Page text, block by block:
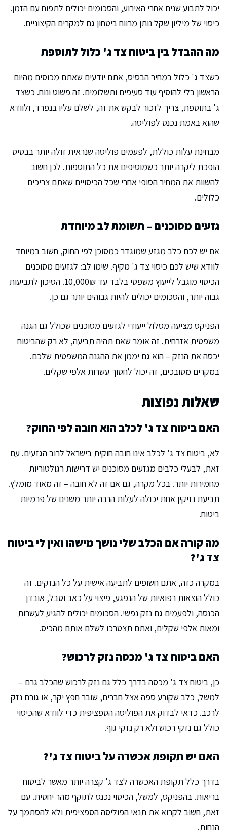
יכול לתבוע שנים אחרי האירוע, והסכומים יכולים לתפוח עם הזמן.
כיסוי של מיליון שקל נותן מרווח ביטחון גם למקרים הקיצוניים.
מה ההבדל בין ביטוח צד ג' כלול לתוספת
כשצד ג' כלול במחיר הבסיס, אתם יודעים שאתם מכוסים מהיום
הראשון בלי להוסיף עוד סעיפים ותשלומים. זה פשוט ונוח. כשצד
ג' בתוספת, צריך לזכור לבקש את זה, לשלם עליו בנפרד, ולוודא
שהוא באמת נכנס לפוליסה.
מבחינת עלות כוללת, לפעמים פוליסה שנראית זולה יותר בבסיס
הופכת ליקרה יותר כשמוסיפים את כל התוספות. לכן חשוב
להשוות את המחיר הסופי אחרי שכל הכיסויים שאתם צריכים
כלולים.
גזעים מסוכנים – תשומת לב מיוחדת
אם יש לכם כלב מגזע שמוגדר כמסוכן לפי החוק, חשוב במיוחד
לוודא שיש לכם כיסוי צד ג' מקיף. שימו לב: לגזעים מסוכנים
הכיסוי מוגבל לייעוץ משפטי בלבד עד 10,000₪. הסיכון לתביעות
גבוה יותר, והסכומים יכולים להיות גבוהים יותר גם כן.
הפניקס מציעה מסלול ייעודי לגזעים מסוכנים שכולל גם הגנה
משפטית אזרחית. זה אומר שאם תהיה תביעה, לא רק שהביטוח
יכסה את הנזק – הוא גם יממן את ההגנה המשפטית שלכם.
במקרים מסובכים, זה יכול לחסוך עשרות אלפי שקלים.
שאלות נפוצות
האם ביטוח צד ג' לכלב הוא חובה לפי החוק?
לא, ביטוח צד ג' לכלב אינו חובה חוקית בישראל לרוב הגזעים. עם
זאת, לבעלי כלבים מגזעים מסוכנים יש דרישות רגולטוריות
מחמירות יותר. בכל מקרה, גם אם זה לא חובה – זה מאוד מומלץ.
תביעת נזיקין אחת יכולה לעלות הרבה יותר משנים של פרמיות
ביטוח.
מה קורה אם הכלב שלי נושך מישהו ואין לי ביטוח
צד ג'?
במקרה כזה, אתם חשופים לתביעה אישית על כל הנזקים. זה
כולל הוצאות רפואיות של הנפגע, פיצוי על כאב וסבל, אובדן
הכנסה, ולפעמים גם נזק נפשי. הסכומים יכולים להגיע לעשרות
ומאות אלפי שקלים, ואתם תצטרכו לשלם אותם מהכיס.
האם ביטוח צד ג' מכסה נזק לרכוש?
כן, ביטוח צד ג' מכסה בדרך כלל גם נזק לרכוש שהכלב גרם –
למשל, כלב שקורע ספה אצל חברים, שובר חפץ יקר, או גורם נזק
לרכב. כדאי לבדוק את הפוליסה הספציפית כדי לוודא שהכיסוי
כולל גם נזקי רכוש ולא רק נזקי גוף.
האם יש תקופת אכשרה על ביטוח צד ג'?
בדרך כלל תקופת האכשרה לצד ג' קצרה יותר מאשר לביטוח
בריאות. בהפניקס, למשל, הכיסוי נכנס לתוקף מהר יחסית. עם
זאת, חשוב לקרוא את תנאי הפוליסה הספציפית ולא להסתמך על
הנחות.